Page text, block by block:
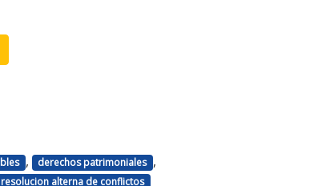
, derechos patrimoniales ,
resolucion alterna de conflictos